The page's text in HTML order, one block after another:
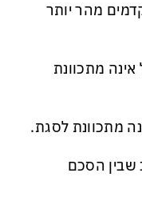
מהר יותר
מתכוונת
מתכוונת לסגת.
הסכם